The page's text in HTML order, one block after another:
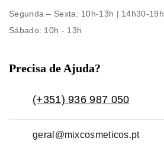
Segunda – Sexta: 10h-13h | 14h30-19h
Sábado: 10h - 13h
Precisa de Ajuda?
(+351) 936 987 050
geral@mixcosmeticos.pt